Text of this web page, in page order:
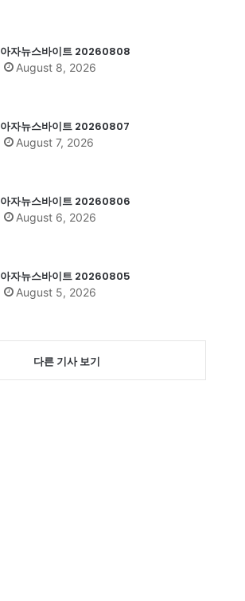
아자뉴스바이트 20260808
August 8, 2026
아자뉴스바이트 20260807
August 7, 2026
아자뉴스바이트 20260806
August 6, 2026
아자뉴스바이트 20260805
August 5, 2026
다른 기사 보기